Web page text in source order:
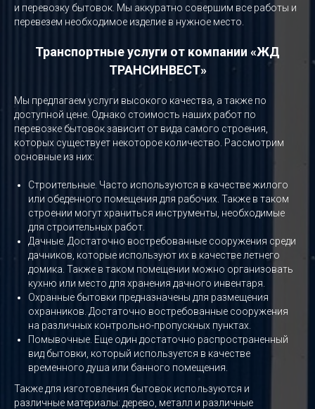
и перевозку бытовок. Мы аккуратно совершим все работы и
перевезем необходимое изделие в нужное место.
Транспортные услуги от компании «ЖД
ТРАНСИНВЕСТ»
Мы предлагаем услуги высокого качества, а также по
доступной цене. Однако стоимость наших работ по
перевозке бытовок зависит от вида самого строения,
которых существует некоторое количество. Рассмотрим
основные из них:
Строительные. Часто используются в качестве жилого
или обеденного помещения для рабочих. Также в таком
строении могут храниться инструменты, необходимые
для строительных работ.
Дачные. Достаточно востребованные сооружения среди
дачников, которые используют их в качестве летнего
домика. Также в таком помещении можно организовать
кухню или место для хранения дачного инвентаря.
Охранные бытовки предназначены для размещения
охранников. Достаточно востребованные сооружения
на различных контрольно-пропускных пунктах.
Помывочные. Еще один достаточно распространенный
вид бытовки, который используется в качестве
временного душа или банного помещения.
Также для изготовления бытовок используются и
различные материалы: дерево, металл и различные